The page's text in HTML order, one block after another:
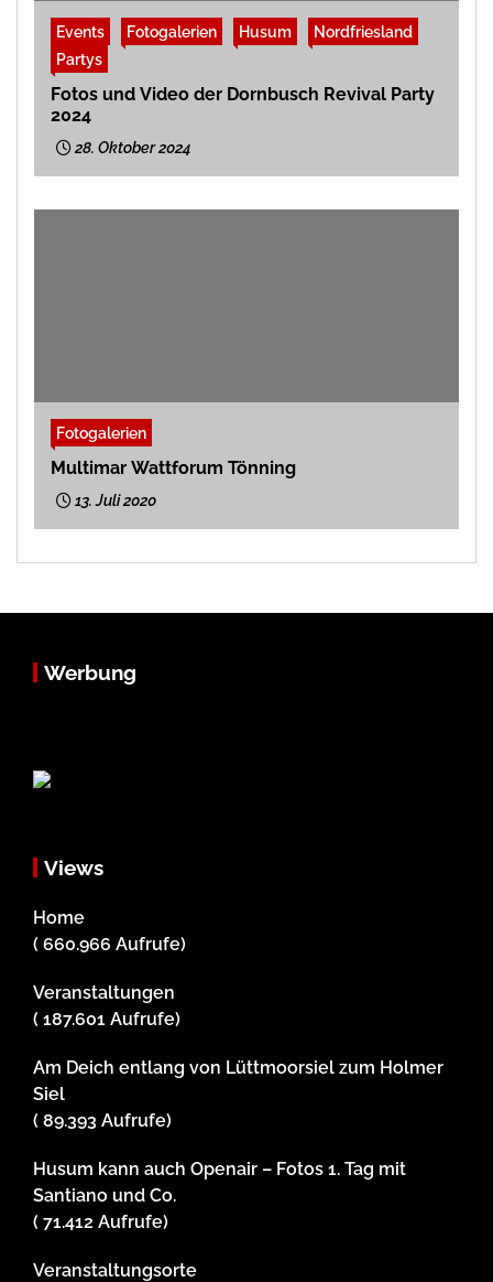
Events Fotogalerien Husum
Nordfriesland
Partys
Fotos und Video der Dornbusch Revival Party
2024
28. Oktober 2024
Fotogalerien
Multimar Wattforum Tönning
13. Juli 2020
Werbung
Views
Home
( 660.966 Aufrufe)
Veranstaltungen
( 187.601 Aufrufe)
Am Deich entlang von Lüttmoorsiel zum Holmer
Siel
( 89.393 Aufrufe)
Husum kann auch Openair – Fotos 1. Tag mit
Santiano und Co.
( 71.412 Aufrufe)
Veranstaltungsorte